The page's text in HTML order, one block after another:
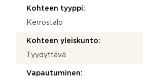
Kohteen tyyppi:
Kerrostalo
Kohteen yleiskunto:
Tyydyttävä
Vapautuminen: